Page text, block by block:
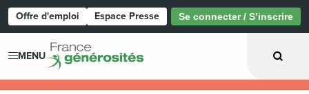
Offre d'emploi Espace Presse Se connecter / S’inscrire
MENU